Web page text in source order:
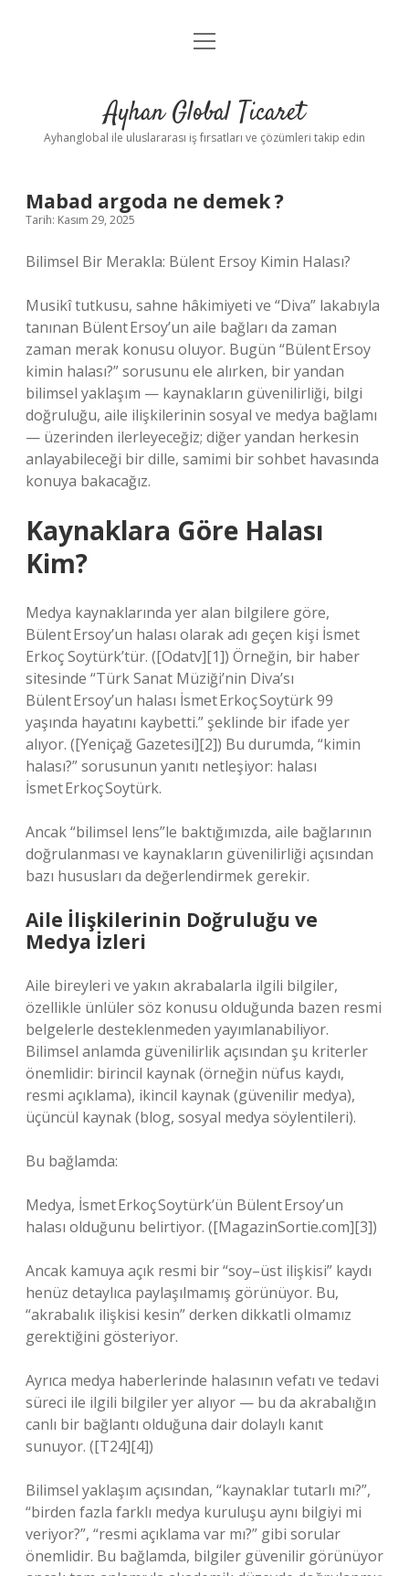
Anasayfa
Yasal Uyarı
menüyü
Ayhan Global Ticaret
Ayhanglobal ile uluslararası iş fırsatları ve çözümleri takip edin
Mabad argoda ne demek ?
Tarih: Kasım 29, 2025
Bilimsel Bir Merakla: Bülent Ersoy Kimin Halası?
Musikî tutkusu, sahne hâkimiyeti ve “Diva” lakabıyla
tanınan Bülent Ersoy’un aile bağları da zaman
zaman merak konusu oluyor. Bugün “Bülent Ersoy
kimin halası?” sorusunu ele alırken, bir yandan
bilimsel yaklaşım — kaynakların güvenilirliği, bilgi
doğruluğu, aile ilişkilerinin sosyal ve medya bağlamı
— üzerinden ilerleyeceğiz; diğer yandan herkesin
anlayabileceği bir dille, samimi bir sohbet havasında
konuya bakacağız.
Kaynaklara Göre Halası
Kim?
Medya kaynaklarında yer alan bilgilere göre,
Bülent Ersoy’un halası olarak adı geçen kişi İsmet
Erkoç Soytürk’tür. ([Odatv][1]) Örneğin, bir haber
sitesinde “Türk Sanat Müziği’nin Diva’sı
Bülent Ersoy’un halası İsmet Erkoç Soytürk 99
yaşında hayatını kaybetti.” şeklinde bir ifade yer
alıyor. ([Yeniçağ Gazetesi][2]) Bu durumda, “kimin
halası?” sorusunun yanıtı netleşiyor: halası
İsmet Erkoç Soytürk.
Ancak “bilimsel lens”le baktığımızda, aile bağlarının
doğrulanması ve kaynakların güvenilirliği açısından
bazı hususları da değerlendirmek gerekir.
Aile İlişkilerinin Doğruluğu ve
Medya İzleri
Aile bireyleri ve yakın akrabalarla ilgili bilgiler,
özellikle ünlüler söz konusu olduğunda bazen resmi
belgelerle desteklenmeden yayımlanabiliyor.
Bilimsel anlamda güvenilirlik açısından şu kriterler
önemlidir: birincil kaynak (örneğin nüfus kaydı,
resmi açıklama), ikincil kaynak (güvenilir medya),
üçüncül kaynak (blog, sosyal medya söylentileri).
Bu bağlamda:
Medya, İsmet Erkoç Soytürk’ün Bülent Ersoy’un
halası olduğunu belirtiyor. ([MagazinSortie.com][3])
Ancak kamuya açık resmi bir “soy–üst ilişkisi” kaydı
henüz detaylıca paylaşılmamış görünüyor. Bu,
“akrabalık ilişkisi kesin” derken dikkatli olmamız
gerektiğini gösteriyor.
Ayrıca medya haberlerinde halasının vefatı ve tedavi
süreci ile ilgili bilgiler yer alıyor — bu da akrabalığın
canlı bir bağlantı olduğuna dair dolaylı kanıt
sunuyor. ([T24][4])
Bilimsel yaklaşım açısından, “kaynaklar tutarlı mı?”,
“birden fazla farklı medya kuruluşu aynı bilgiyi mi
veriyor?”, “resmi açıklama var mı?” gibi sorular
önemlidir. Bu bağlamda, bilgiler güvenilir görünüyor